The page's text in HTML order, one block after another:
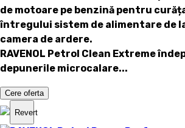
de motoare pe benzină pentru
întregului sistem de alimentare de
camera de ardere.
RAVENOL Petrol Clean Extreme
depunerile microcalare...
Cere oferta
Revert